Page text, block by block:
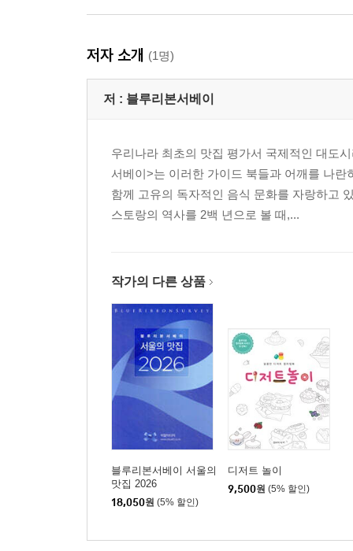
저자 소개 (1명)
저 : 블루리본서베이
우리나라 최초의 맛집 평가서 국제적인 대도
서베이>는 이러한 가이드 북들과 어깨를 나
함께 고유의 독자적인 음식 문화를 자랑하고
스토랑의 역사를 2백 년으로 볼 때,...
작가의 다른 상품
블루리본서베이 서울의
맛집 2026
18,050원 (5% 할인)
디저트 놀이
9,500원 (5% 할인)